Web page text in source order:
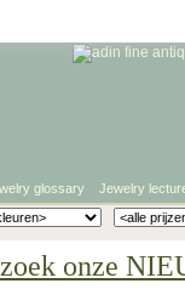
glossary Jewelry
onze